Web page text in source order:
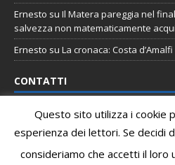
Ernesto su Il Matera pareggia nel
salvezza non matematicamente
Ernesto su La cronaca: Costa d’Amalfi
CONTATTI
Email:staff@tifomatera.it
Pagina Facebook http://
Questo sito utilizza i cookie
esperienza dei lettori. Se decidi
consideriamo che accetti il loro